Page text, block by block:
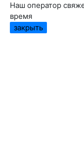
Наш оператор
время
закрыть